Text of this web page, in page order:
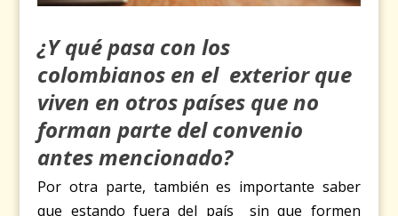
¿Y qué pasa con los
colombianos en el exteriorque
viven en otros países que no
forman parte del convenio
antes mencionado?
Por otra parte, también es importante saber
que estando fuera del país sin que formen